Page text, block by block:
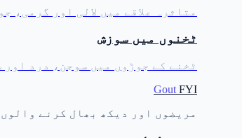
متاثرہ علاقے میں لالی اور
ٹخنوں میں سوزش
ٹخنے کے جوڑوں میں سوجن، درد اور
Gout FYI
مریضوں اور دیکھ بھال کرنے